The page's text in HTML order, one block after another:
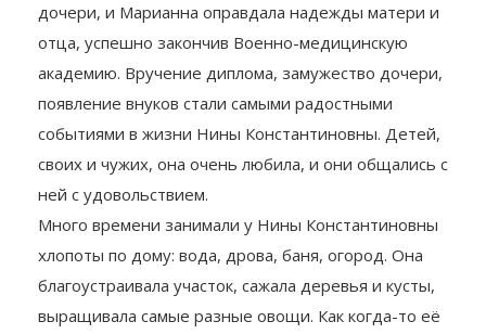
дочери, и Марианна оправдала надежды матери и
отца, успешно закончив Военно-медицинскую
академию. Вручение диплома, замужество дочери,
появление внуков стали самыми радостными
событиями в жизни Нины Константиновны. Детей,
своих и чужих, она очень любила, и они общались с
ней с удовольствием.
Много времени занимали у Нины Константиновны
хлопоты по дому: вода, дрова, баня, огород. Она
благоустраивала участок, сажала деревья и кусты,
выращивала самые разные овощи. Как когда-то её